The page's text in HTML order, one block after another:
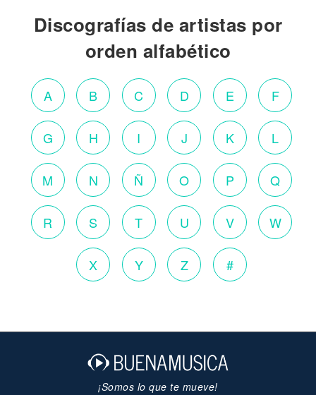
Discografías de artistas por
orden alfabético
A B C D E F
G H I J K L
M N Ñ O P Q
R S T U V W
X Y Z #
¡Somos lo que te mueve!